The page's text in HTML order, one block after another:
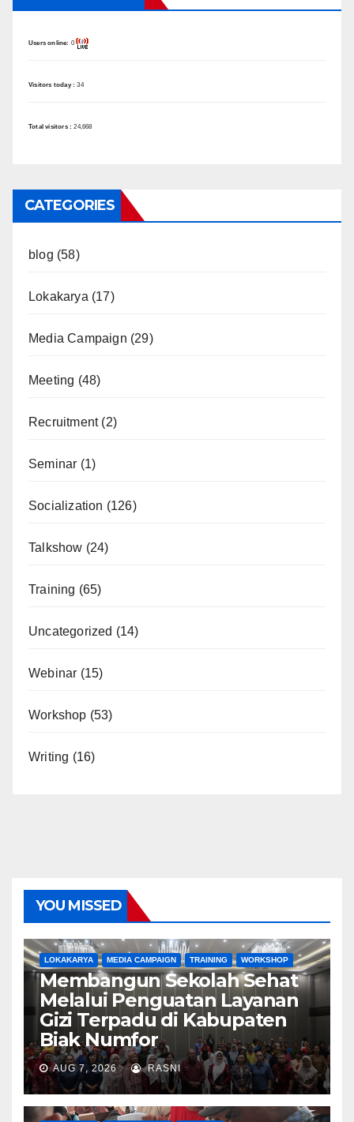
Users online: 0
Visitors today :34
Total visitors :24,668
CATEGORIES
blog (58)
Lokakarya (17)
Media Campaign (29)
Meeting (48)
Recruitment(2)
Seminar (1)
Socialization (126)
Talkshow (24)
Training (65)
Uncategorized (14)
Webinar (15)
Workshop (53)
Writing (16)
YOU MISSED
LOKAKARYA MEDIA CAMPAIGN TRAINING WORKSHOP
Membangun Sekolah Sehat
Melalui Penguatan Layanan
Gizi Terpadu di Kabupaten
Biak Numfor
AUG 7, 2026 RASNI